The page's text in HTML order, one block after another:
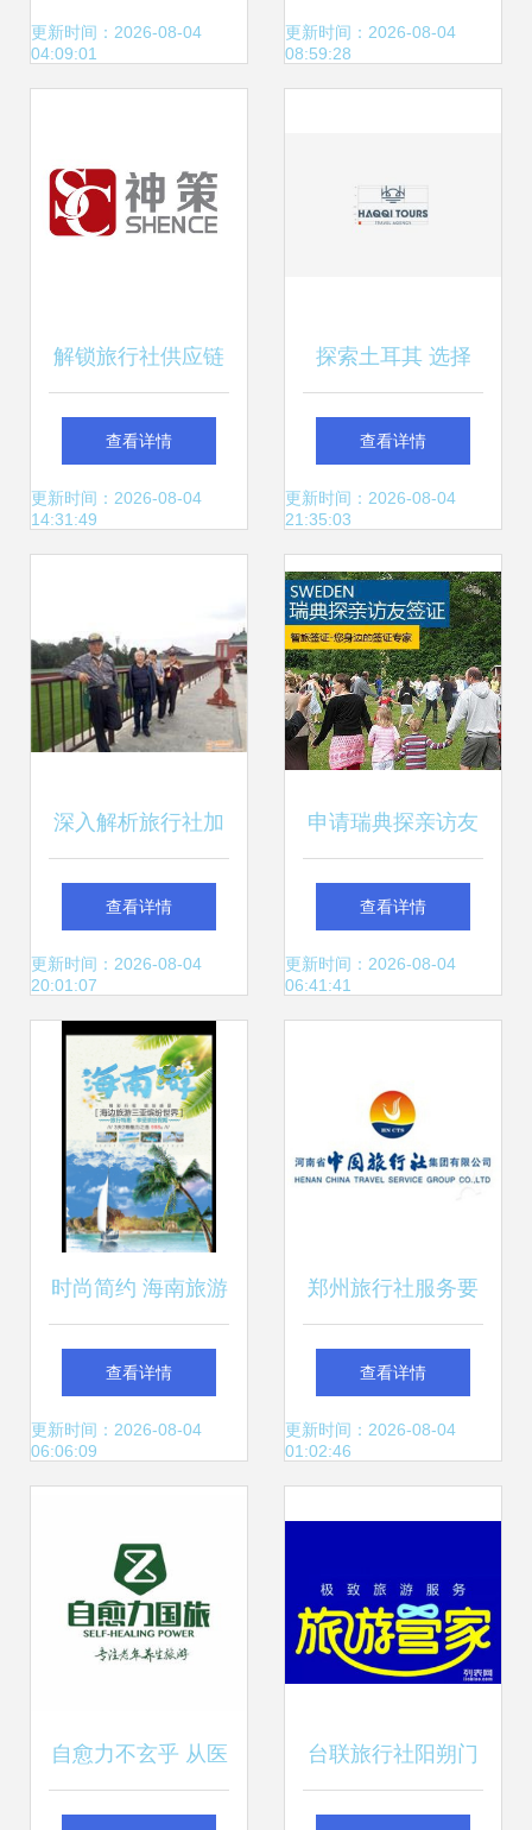
州三中路营业部 品
更新时间：2026-08-04
04:09:01
塘瀑布与镇远古镇
更新时间：2026-08-04
08:59:28
解锁旅行社供应链
从公司名录到优质
供应商的一站式指
查看详情
更新时间：2026-08-04
14:31:49
探索土耳其 选择
Haqqi旅行社的五
大理由
查看详情
更新时间：2026-08-04
21:35:03
深入解析旅行社加
盟的真实利润现状
与产品库选择策略
查看详情
更新时间：2026-08-04
20:01:07
申请瑞典探亲访友
签证的全攻略 智旅
让您无忧出行
查看详情
更新时间：2026-08-04
06:41:41
时尚简约 海南旅游
促销海报设计指南
查看详情
更新时间：2026-08-04
06:06:09
郑州旅行社服务要
览 从连锁布局到出
行选择的忠告
查看详情
更新时间：2026-08-04
01:02:46
自愈力不玄乎 从医 台联旅行社阳朔门